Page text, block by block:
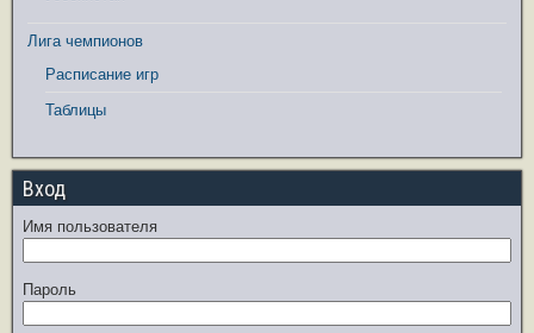
Лига чемпионов
Расписание игр
Таблицы
Вход
Имя пользователя
Пароль